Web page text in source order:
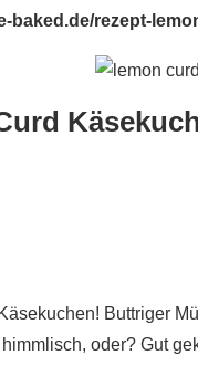
baked.de/rezept-
Buttriger
oder? Gut